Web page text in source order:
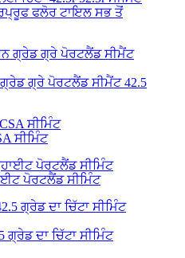
ਫਲੋਰ ਟਾਇਲ ਸਭ ਤੋਂ
ਗ੍ਰੇ ਪੋਰਟਲੈਂਡ ਸੀਮੈਂਟ 42.5
ਸੀਮਿੰਟ
ਪੋਰਟਲੈਂਡ ਸੀਮਿੰਟ
ਗ੍ਰੇਡ ਦਾ ਚਿੱਟਾ ਸੀਮਿੰਟ